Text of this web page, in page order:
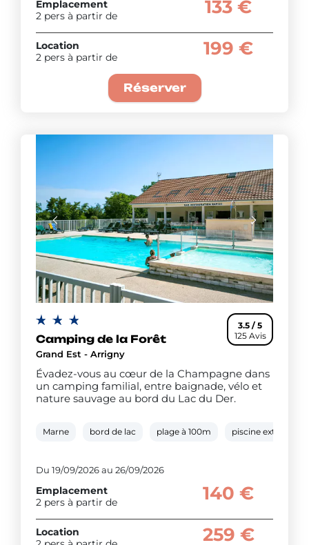
Emplacement
2 pers à partir de
133 €
Location
2 pers à partir de
199 €
Réserver
3.5 / 5
125 Avis
Camping de la Forêt
Grand Est - Arrigny
Évadez-vous au cœur de la Champagne dans
un camping familial, entre baignade, vélo et
nature sauvage au bord du Lac du Der.
Marne bord de lac plage à 100m piscine extérieure
Du 19/09/2026 au 26/09/2026
Emplacement
2 pers à partir de
140 €
Location
259 €